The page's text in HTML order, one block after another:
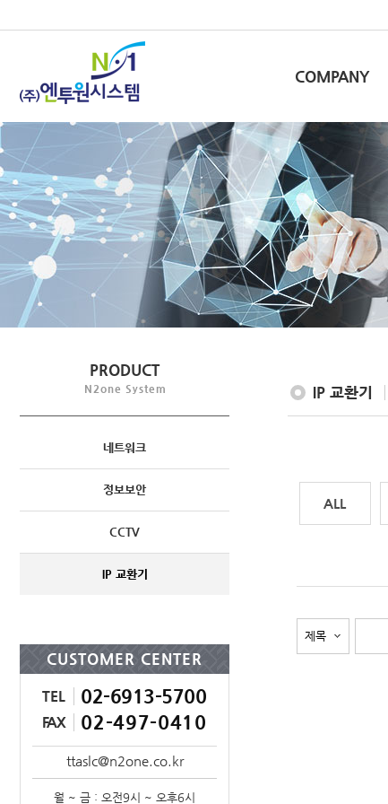
COMPANY
PRODUCT
N2one System
네트워크
정보보안
CCTV
IP 교환기
CUSTOMER CENTER
TEL 02-6913-5700
FAX 02-497-0410
ttaslc@n2one.co.kr
월 ~ 금 : 오전9시 ~ 오후6시
IP 교환기
전체